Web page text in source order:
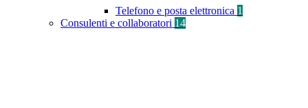
Telefono e posta elettronica 1
Consulenti e collaboratori 14